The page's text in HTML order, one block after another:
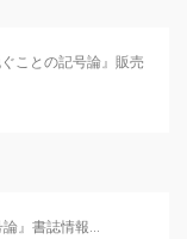
会
パース
特設ペ
ことの記号論』販売
』書誌情報...